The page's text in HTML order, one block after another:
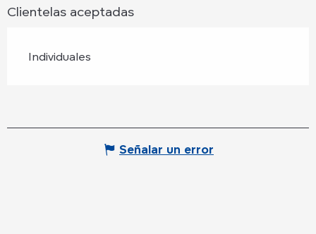
Clientelas aceptadas
Individuales
Señalar un error